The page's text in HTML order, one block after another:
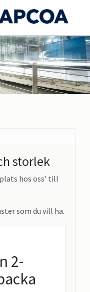
storlek
plats hos oss' till
som du vill ha.
2-